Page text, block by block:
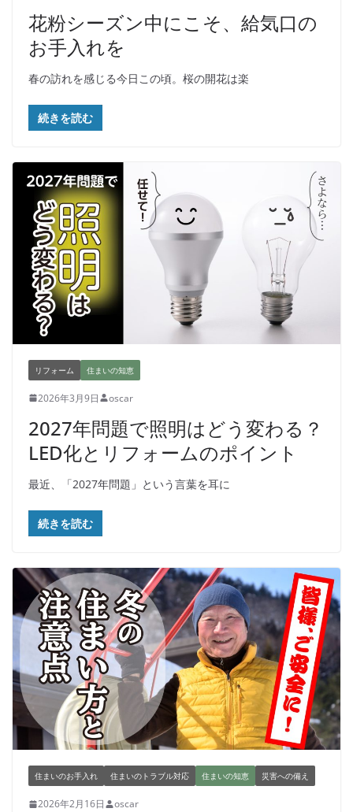
花粉シーズン中にこそ、給気口の
お手入れを
春の訪れを感じる今日この頃。桜の開花は楽
続きを読む
リフォーム 住まいの知恵
2026年3月9日 oscar
2027年問題で照明はどう変わる？
LED化とリフォームのポイント
最近、「2027年問題」という言葉を耳に
続きを読む
住まいのお手入れ 住まいのトラブル対応 住まいの知恵 災害への備え
2026年2月16日 oscar